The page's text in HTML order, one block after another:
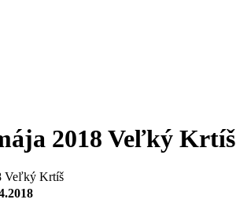
2018 Veľký Krtíš